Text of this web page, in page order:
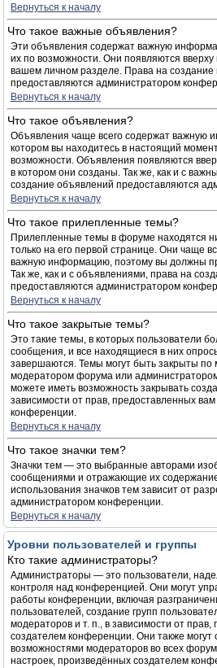
Вернуться к началу
Что такое важные объявления?
Эти объявления содержат важную
их по возможности. Они появляются
вашем личном разделе. Права на
предоставляются администратором
Вернуться к началу
Что такое объявления?
Объявления чаще всего содержат важную
котором вы находитесь в настоящий
возможности. Объявления появляются
в котором они созданы. Так же, как и с
создание объявлений предоставляются
Вернуться к началу
Что такое прилепленные темы?
Прилепленные темы в форуме находятся
только на его первой странице. Они чаще
важную информацию, поэтому вы должны
Так же, как и с объявлениями, права на
предоставляются администратором
Вернуться к началу
Что такое закрытые темы?
Это такие темы, в которых пользователи
сообщения, и все находящиеся в них
завершаются. Темы могут быть закрыты по
модератором форума или
можете иметь возможность закрывать
зависимости от прав, предоставленных
конференции.
Вернуться к началу
Что такое значки тем?
Значки тем — это выбранные авторами
сообщениями и отражающие их
использования значков тем зависит от
администратором конференции.
Вернуться к началу
Уровни пользователей и группы
Кто такие администраторы?
Администраторы — это пользователи,
контроля над конференцией. Они могут
работы конференции, включая
пользователей, создание групп
модераторов и т. п., в зависимости от
создателем конференции. Они также могут
возможностями модераторов во всех
настроек, произведённых создателем